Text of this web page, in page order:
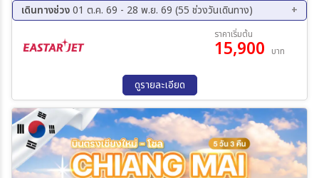
ศูนย์สมุนไพรเพื่อสุขภาพ | DUTY FREE ศูนย์รวมของวัยรุ่นเกาหลีเมียง
ดง สนุกเต็มวันกันที่สวนสนุกเอเวอร์แลนด์ (รวมคำเข้าและรถรับ-ส่ง)
เดินทางช่วง01 ต.ค. 69 - 28 พ.ย. 69 (55 ช่วงวันเดินทาง)
02 ต.ค. 69 - 06 ต.ค. 69
03 ต.ค. 69 - 07 ต.ค. 69
04 ต.ค. 69 - 08 ต.ค. 69
06 ต.ค. 69 - 10 ต.ค. 69
08 ต.ค. 69 - 12 ต.ค. 69
10 ต.ค. 69 - 14 ต.ค. 69
11 ต.ค. 69 - 15 ต.ค. 69
12 ต.ค. 69 - 16 ต.ค. 69
13 ต.ค. 69 - 17 ต.ค. 69
14 ต.ค. 69 - 18 ต.ค. 69
15 ต.ค. 69 - 19 ต.ค. 69
16 ต.ค. 69 - 20 ต.ค. 69
17 ต.ค. 69 - 21 ต.ค. 69
18 ต.ค. 69 - 22 ต.ค. 69
19 ต.ค. 69 - 23 ต.ค. 69
20 ต.ค. 69 - 24 ต.ค. 69
ราคาเริ่มต้น
15,900 บาท
ดูรายละเอียด